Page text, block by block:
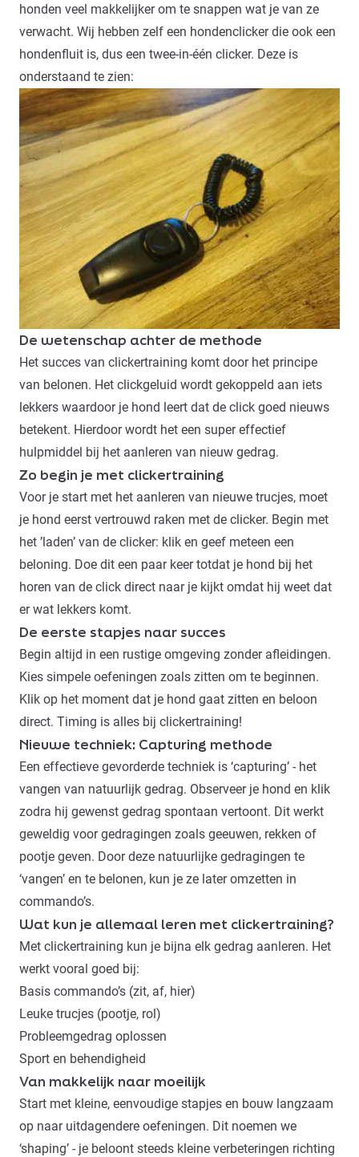
honden veel makkelijker om te snappen wat je van ze
verwacht. Wij hebben zelf een hondenclicker die ook een
hondenfluit is, dus een twee-in-één clicker. Deze is
onderstaand te zien:
De wetenschap achter de methode
Het succes van clickertraining komt door het principe
van belonen. Het clickgeluid wordt gekoppeld aan iets
lekkers waardoor je hond leert dat de click goed nieuws
betekent. Hierdoor wordt het een super effectief
hulpmiddel bij het aanleren van nieuw gedrag.
Zo begin je met clickertraining
Voor je start met het aanleren van nieuwe trucjes, moet
je hond eerst vertrouwd raken met de clicker. Begin met
het ’laden’ van de clicker: klik en geef meteen een
beloning. Doe dit een paar keer totdat je hond bij het
horen van de click direct naar je kijkt omdat hij weet dat
er wat lekkers komt.
De eerste stapjes naar succes
Begin altijd in een rustige omgeving zonder afleidingen.
Kies simpele oefeningen zoals zitten om te beginnen.
Klik op het moment dat je hond gaat zitten en beloon
direct. Timing is alles bij clickertraining!
Nieuwe techniek: Capturing methode
Een effectieve gevorderde techniek is ‘capturing’ - het
vangen van natuurlijk gedrag. Observeer je hond en klik
zodra hij gewenst gedrag spontaan vertoont. Dit werkt
geweldig voor gedragingen zoals geeuwen, rekken of
pootje geven. Door deze natuurlijke gedragingen te
‘vangen’ en te belonen, kun je ze later omzetten in
commando’s.
Wat kun je allemaal leren met clickertraining?
Met clickertraining kun je bijna elk gedrag aanleren. Het
werkt vooral goed bij:
Basis commando’s (zit, af, hier)
Leuke trucjes (pootje, rol)
Probleemgedrag oplossen
Sport en behendigheid
Van makkelijk naar moeilijk
Start met kleine, eenvoudige stapjes en bouw langzaam
op naar uitdagendere oefeningen. Dit noemen we
‘shaping’ - je beloont steeds kleine verbeteringen richting